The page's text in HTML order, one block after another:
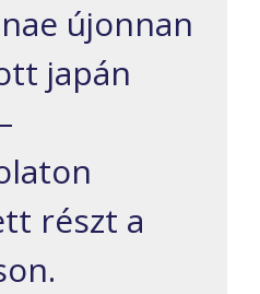
újonnan
japán
részt a